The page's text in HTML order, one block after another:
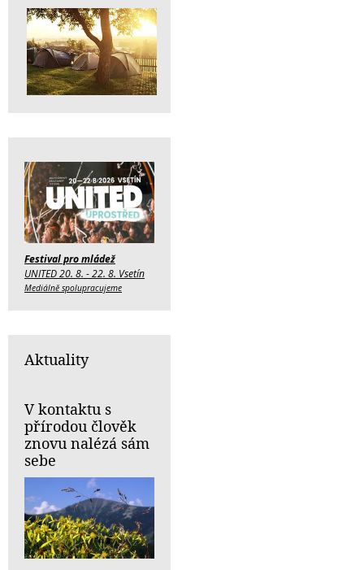
Festival pro mládež
UNITED 20. 8. - 22. 8. Vsetín
Mediálně spolupracujeme
Aktuality
V kontaktu s
přírodou člověk
znovu nalézá sám
sebe